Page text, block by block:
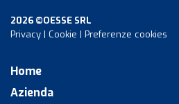
2026 ©OESSE SRL
Privacy | Cookie | Preferenze cookies
Home
Azienda